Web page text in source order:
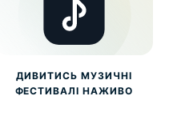
ДИВИТИСЬ МУЗИЧНІ
ФЕСТИВАЛІ НАЖИВО